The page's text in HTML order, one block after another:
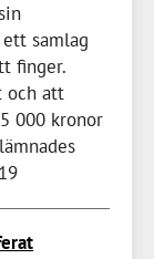
samlag
finger.
och att
000 kronor